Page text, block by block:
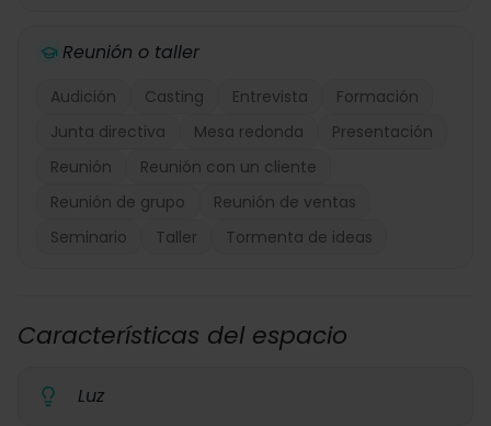
Reunión o taller
Audición Casting Entrevista
Formación
Junta directiva
Mesa redonda
Presentación
Reunión
Reunión con un cliente
Reunión de grupo
Reunión de ventas
Seminario
Taller Tormenta de ideas
Características del espacio
Luz